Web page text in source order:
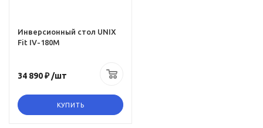
Инверсионный стол UNIX
Fit IV-180M
34 890 ₽/шт
КУПИТЬ